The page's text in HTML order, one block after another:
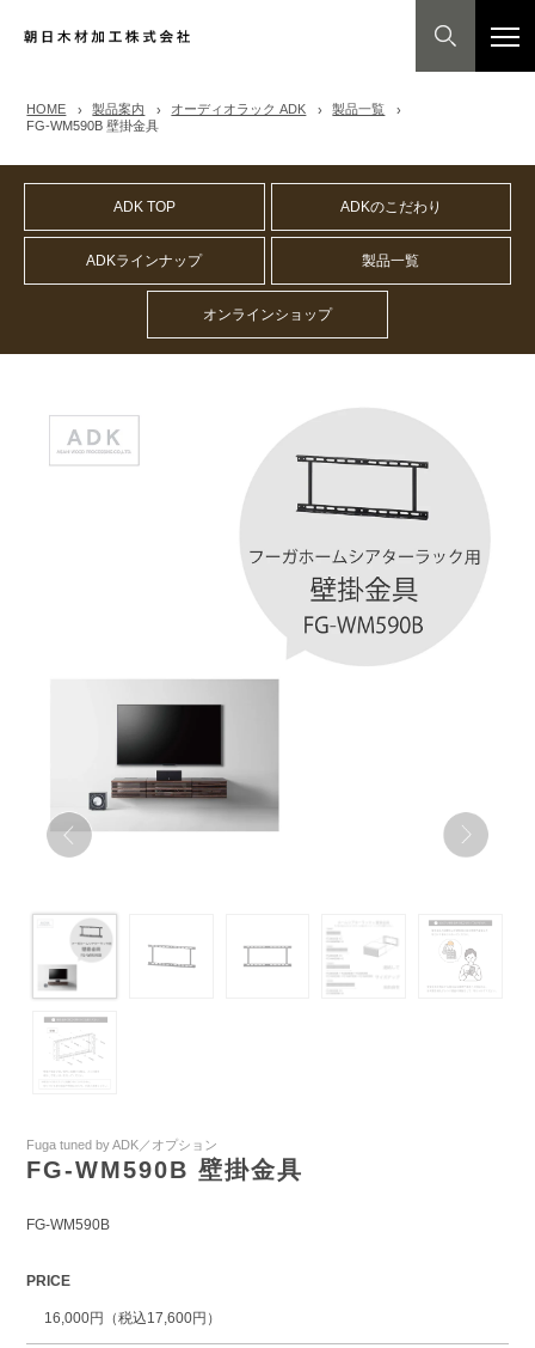
HOME 製品案内 オーディオラック ADK
製品一覧
FG-WM590B 壁掛金具
ADK TOP ADKのこだわり
ADKラインナップ 製品一覧
オンラインショップ
Fuga tuned by ADK／オプション
FG-WM590B 壁掛金具
FG-WM590B
PRICE
16,000円（税込17,600円）